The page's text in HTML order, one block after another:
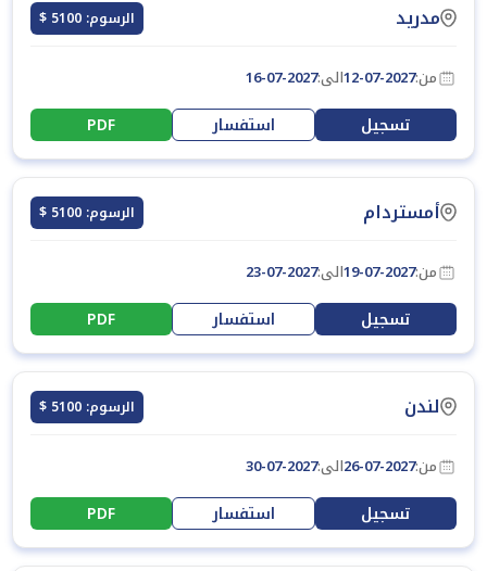
مدريد الرسوم: 5100 $
من:12-07-2027الى:16-07-2027
تسجيل استفسار PDF
أمستردام الرسوم: 5100 $
من:19-07-2027الى:23-07-2027
تسجيل استفسار PDF
لندن الرسوم: 5100 $
من:26-07-2027الى:30-07-2027
تسجيل استفسار PDF